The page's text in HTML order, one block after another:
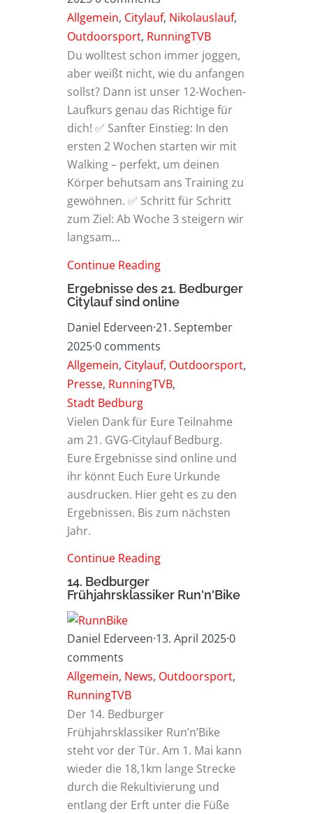
Allgemein, Citylauf, Nikolauslauf,
Outdoorsport, RunningTVB
Du wolltest schon immer joggen,
aber weißt nicht, wie du anfangen
sollst? Dann ist unser 12-Wochen-
Laufkurs genau das Richtige für
dich! ✅ Sanfter Einstieg: In den
ersten 2 Wochen starten wir mit
Walking – perfekt, um deinen
Körper behutsam ans Training zu
gewöhnen. ✅ Schritt für Schritt
zum Ziel: Ab Woche 3 steigern wir
langsam…
Continue Reading
Ergebnisse des 21. Bedburger
Citylauf sind online
Daniel Ederveen·21. September
2025·0 comments
Allgemein, Citylauf, Outdoorsport,
Presse, RunningTVB,
Stadt Bedburg
Vielen Dank für Eure Teilnahme
am 21. GVG-Citylauf Bedburg.
Eure Ergebnisse sind online und
ihr könnt Euch Eure Urkunde
ausdrucken. Hier geht es zu den
Ergebnissen. Bis zum nächsten
Jahr.
Continue Reading
14. Bedburger
Frühjahrsklassiker Run'n'Bike
Daniel Ederveen·13. April 2025·0
comments
Allgemein, News, Outdoorsport,
RunningTVB
Der 14. Bedburger
Frühjahrsklassiker Run’n’Bike
steht vor der Tür. Am 1. Mai kann
wieder die 18,1km lange Strecke
durch die Rekultivierung und
entlang der Erft unter die Füße